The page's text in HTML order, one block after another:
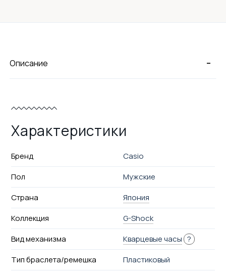
-
Описание
Характеристики
Бренд
Casio
Пол
Мужские
Страна
Япония
Коллекция
G-Shock
Вид механизма
Кварцевые часы ?
Тип браслета/ремешка
Пластиковый